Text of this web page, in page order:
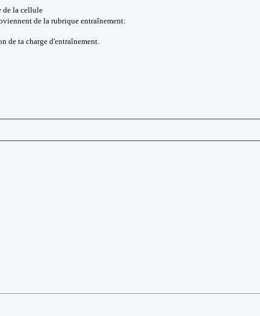
de la cellule
de la rubrique entraînement:
de ta charge d'entraînement.